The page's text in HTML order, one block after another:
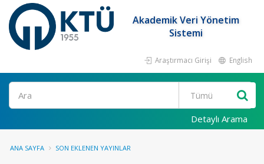
Akademik Veri Yönetim
Sistemi
Araştırmacı Girişi English
Ara
Detaylı Arama
ANA SAYFA SON EKLENEN YAYINLAR